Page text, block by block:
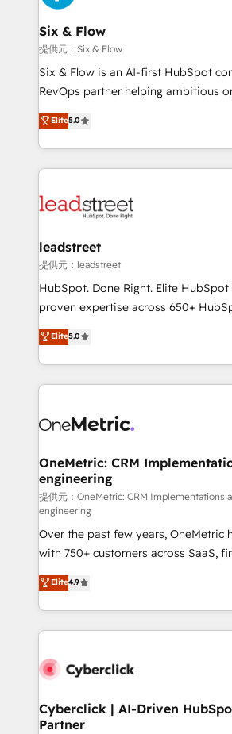
debajo. Te acompañamos a ordenar tu operación
paso a paso, sin frenarla, con la
buscan y pocos logran. Así HubSpot
hay algo más: cada proceso que
el contexto real de cómo opera tu
donde todos tendrán la misma IA, va
tenga el mejor contexto para
Partner Elite con +700
Six & Flow
提供元：Six & Flow
Six & Flow is an AI-first HubSpot
RevOps partner helping ambitious
grow with clarity, confidence, and
Operating across the UK,
Canada, we’ve delivered thousands
HubSpot projects for mid-market
combine HubSpot, data, and AI to
and technology for predictable,
growth. Our expertise spans
architecture, AI enablement, and
delivered through our proprietary
Partner and ISO 27001:2022 certified
we blend strategy, creativity, and
Elite5.0
leadstreet
提供元：leadstreet
HubSpot. Done Right. Elite
proven expertise across 650+
implementations. With 12+ years of HubSpot
experience, we help you use the
to its fullest capacity, improve your
website, or build your new one.
Elite5.0
OneMetric: CRM
engineering
提供元：OneMetric: CRM Implementations
engineering
Over the past few years, OneMetric
with 750+ customers across SaaS,
healthcare, real estate, and other
150+ HubSpot-certified experts, we
solutions to complex GTM and
Our Expertise 🔹 Onboarding & Implementation:
tailored to your GTM motion. 🔹 Migrations:
from other CRMs to HubSpot
downtime. 🔹 RevOps Strategy: Align teams,
Elite4.9
Cyberclick | AI-Driven
Partner